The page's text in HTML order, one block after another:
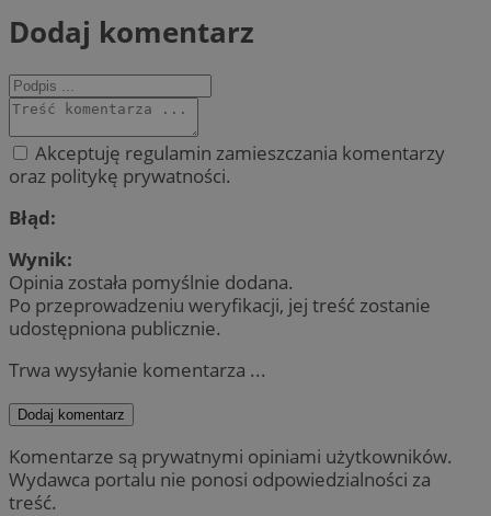
Dodaj komentarz
Akceptuję regulamin zamieszczania komentarzy
oraz politykę prywatności.
Błąd:
Wynik:
Opinia została pomyślnie dodana.
Po przeprowadzeniu weryfikacji, jej treść zostanie
udostępniona publicznie.
Trwa wysyłanie komentarza ...
Dodaj komentarz
Komentarze są prywatnymi opiniami użytkowników.
Wydawca portalu nie ponosi odpowiedzialności za
treść.